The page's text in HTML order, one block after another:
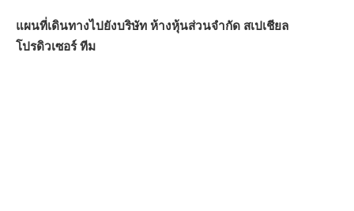
แผนที่เดินทางไปยังบริษัท ห้างหุ้นส่วนจำกัด สเปเชียล
โปรดิวเซอร์ ทีม